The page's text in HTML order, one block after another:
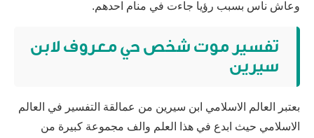
وعاش ناس بسبب رؤيا جاءت في منام احدهم.
تفسير موت شخص حي معروف لابن
سيرين
بعتبر العالم الاسلامي ابن سيرين من عمالقة التفسير في العالم
الاسلامي حيث ابدع في هذا العلم والف مجموعة كبيرة من